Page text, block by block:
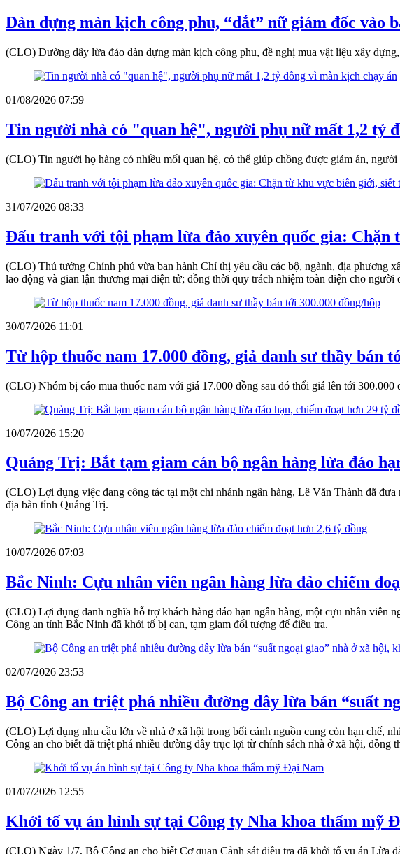
Dàn dựng màn kịch công phu, “dắt” nữ giám đốc vào
(CLO) Đường dây lừa đảo dàn dựng màn kịch công phu, đề nghị mua vật liệu xây
01/08/2026 07:59
Tin người nhà có "quan hệ", người phụ nữ mất 1,2 tỷ
(CLO) Tin người họ hàng có nhiều mối quan hệ, có thể giúp chồng được giảm án,
31/07/2026 08:33
Đấu tranh với tội phạm lừa đảo xuyên quốc gia:
(CLO) Thủ tướng Chính phủ vừa ban hành Chỉ thị yêu cầu các bộ, ngành, địa phương
lao động và gian lận thương mại điện tử; đồng thời quy trách nhiệm toàn diện cho
30/07/2026 11:01
Từ hộp thuốc nam 17.000 đồng, giả danh sư thầy bán
(CLO) Nhóm bị cáo mua thuốc nam với giá 17.000 đồng sau đó thổi giá lên tới 300.000
10/07/2026 15:20
Quảng Trị: Bắt tạm giam cán bộ ngân hàng lừa đáo
(CLO) Lợi dụng việc đang công tác tại một chi nhánh ngân hàng, Lê Văn Thành đã
địa bàn tỉnh Quảng Trị.
10/07/2026 07:03
Bắc Ninh: Cựu nhân viên ngân hàng lừa đảo chiếm
(CLO) Lợi dụng danh nghĩa hỗ trợ khách hàng đáo hạn ngân hàng, một cựu nhân viên
Công an tỉnh Bắc Ninh đã khởi tố bị can, tạm giam đối tượng để điều tra.
02/07/2026 23:53
Bộ Công an triệt phá nhiều đường dây lừa bán “suất
(CLO) Lợi dụng nhu cầu lớn về nhà ở xã hội trong bối cảnh nguồn cung còn hạn chế,
Công an cho biết đã triệt phá nhiều đường dây trục lợi từ chính sách nhà ở xã hội, đồng
01/07/2026 12:55
Khởi tố vụ án hình sự tại Công ty Nha khoa thẩm mỹ
(CLO) Ngày 1/7, Bộ Công an cho biết Cơ quan Cảnh sát điều tra đã khởi tố vụ án Lừa